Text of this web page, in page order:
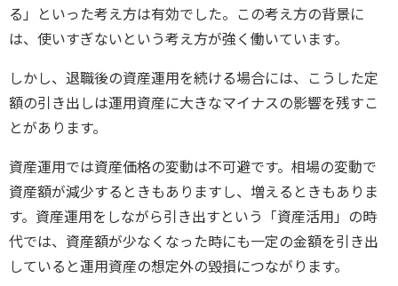
る」といった考え方は有効でした。この考え方の背景に
は、使いすぎないという考え方が強く働いています。
しかし、退職後の資産運用を続ける場合には、こうした定
額の引き出しは運用資産に大きなマイナスの影響を残すこ
とがあります。
資産運用では資産価格の変動は不可避です。相場の変動で
資産額が減少するときもありますし、増えるときもありま
す。資産運用をしながら引き出すという「資産活用」の時
代では、資産額が少なくなった時にも一定の金額を引き出
していると運用資産の想定外の毀損につながります。